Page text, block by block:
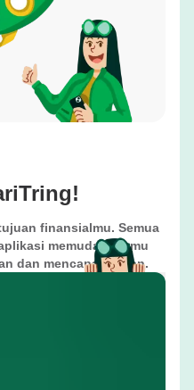
finansialmu. Semua
memudahkanmu
dan mencapai tujuan.